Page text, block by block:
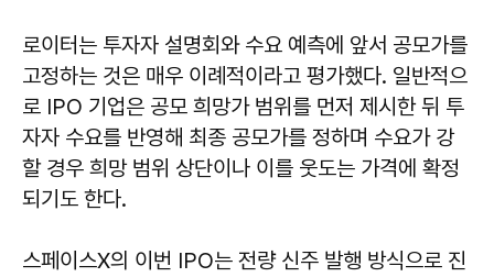
로이터는 투자자 설명회와 수요 예측에 앞서 공모가를
고정하는 것은 매우 이례적이라고 평가했다. 일반적으
로 IPO 기업은 공모 희망가 범위를 먼저 제시한 뒤 투
자자 수요를 반영해 최종 공모가를 정하며 수요가 강
할 경우 희망 범위 상단이나 이를 웃도는 가격에 확정
되기도 한다.
스페이스X의 이번 IPO는 전량 신주 발행 방식으로 진